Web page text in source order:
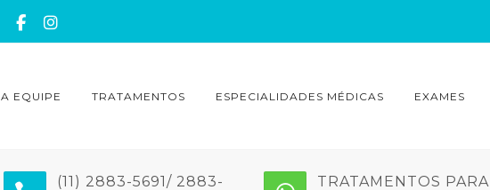
A EQUIPE TRATAMENTOS ESPECIALIDADES MÉDICAS EXAMES
(11) 2883-5691/ 2883-
TRATAMENTOS PARA